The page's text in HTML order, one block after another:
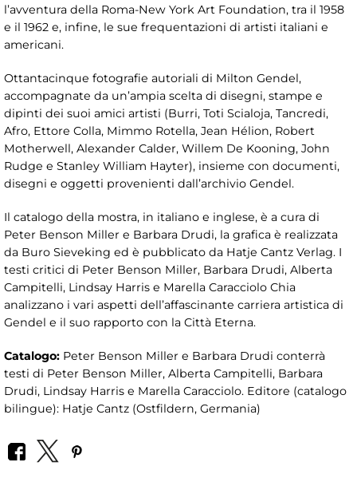
l’avventura della Roma-New York Art Foundation, tra il 1958
e il 1962 e, infine, le sue frequentazioni di artisti italiani e
americani.
Ottantacinque fotografie autoriali di Milton Gendel,
accompagnate da un’ampia scelta di disegni, stampe e
dipinti dei suoi amici artisti (Burri, Toti Scialoja, Tancredi,
Afro, Ettore Colla, Mimmo Rotella, Jean Hélion, Robert
Motherwell, Alexander Calder, Willem De Kooning, John
Rudge e Stanley William Hayter), insieme con documenti,
disegni e oggetti provenienti dall’archivio Gendel.
Il catalogo della mostra, in italiano e inglese, è a cura di
Peter Benson Miller e Barbara Drudi, la grafica è realizzata
da Buro Sieveking ed è pubblicato da Hatje Cantz Verlag. I
testi critici di Peter Benson Miller, Barbara Drudi, Alberta
Campitelli, Lindsay Harris e Marella Caracciolo Chia
analizzano i vari aspetti dell’affascinante carriera artistica di
Gendel e il suo rapporto con la Città Eterna.
Catalogo: Peter Benson Miller e Barbara Drudi conterrà
testi di Peter Benson Miller, Alberta Campitelli, Barbara
Drudi, Lindsay Harris e Marella Caracciolo. Editore (catalogo
bilingue): Hatje Cantz (Ostfildern, Germania)